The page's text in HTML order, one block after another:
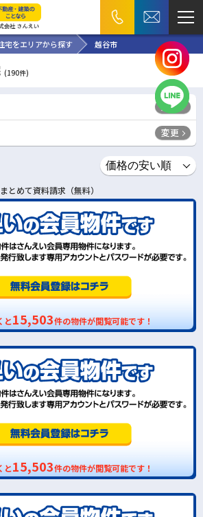
宅をエリアから探す 越谷市
(190件)
変更
変更
とめて資料請求（無料）
と15,503件の物件が閲覧可能です！
と15,503件の物件が閲覧可能です！